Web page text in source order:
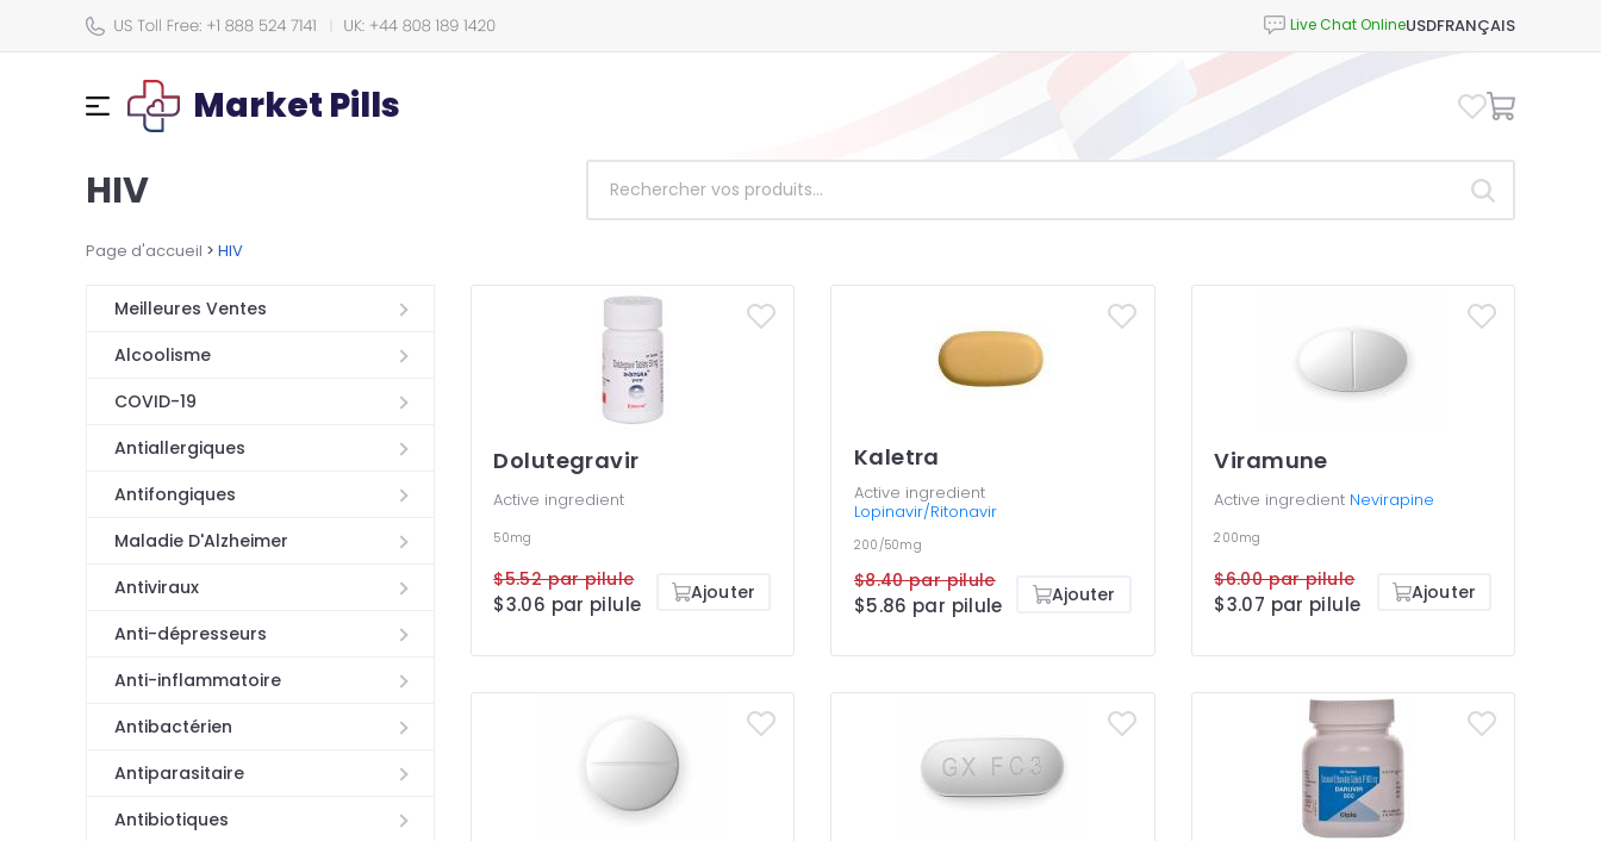
USDFRANÇAIS
Market Pills
HIV
Page d'accueil > HIV
Meilleures Ventes
Alcoolisme
COVID-19
Antiallergiques
Antifongiques
Maladie D'Alzheimer
Antiviraux
Anti-dépresseurs
Anti-inflammatoire
Antibactérien
Antiparasitaire
Antibiotiques
Dolutegravir
Active ingredient
50mg
$5.52 par pilule
$3.06 par pilule Ajouter
Kaletra
Active ingredient
Lopinavir/Ritonavir
200/50mg
$8.40 par pilule
$5.86 par pilule Ajouter
Viramune
Active ingredient Nevirapine
200mg
$6.00 par pilule
$3.07 par pilule Ajouter